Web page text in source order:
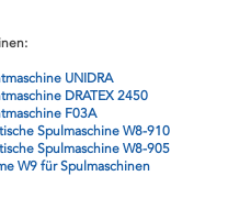
UNIDRA
DRATEX 2450
F03A
Spulmaschine W8-910
Spulmaschine W8-905
W9 für Spulmaschinen